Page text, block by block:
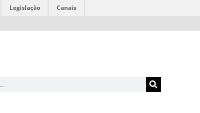
Legislação Canais